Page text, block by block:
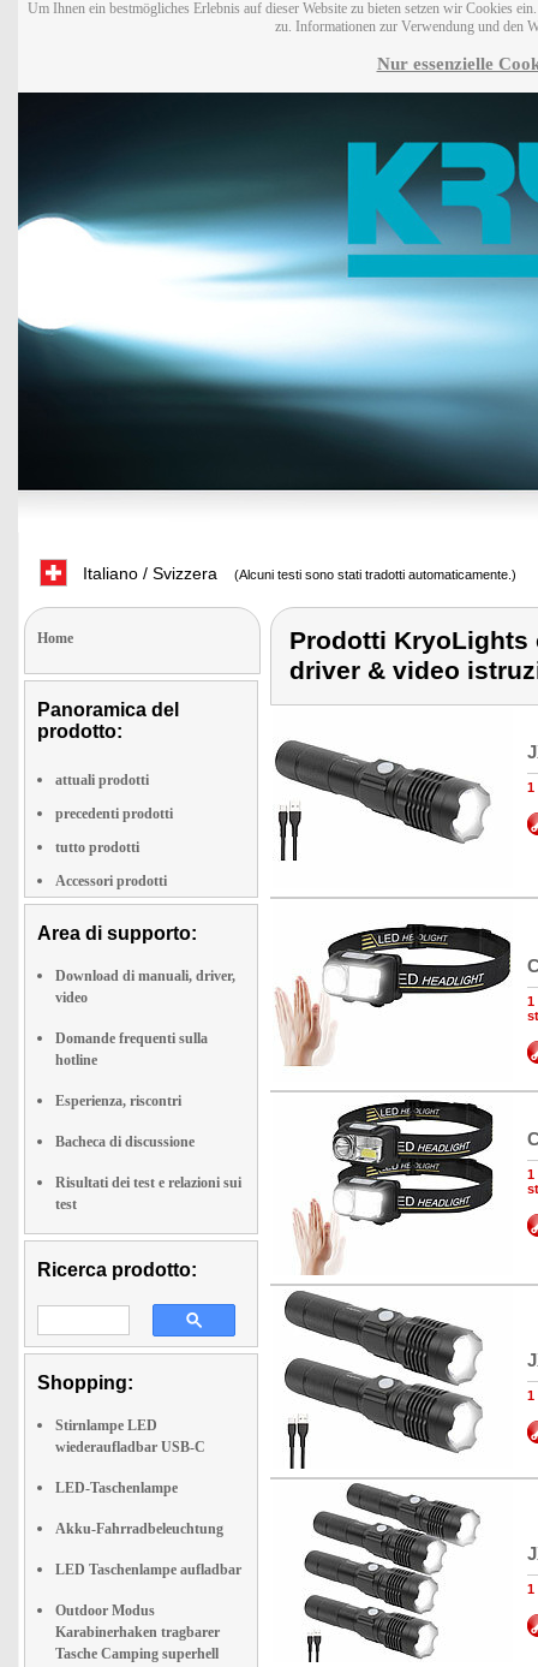
Um Ihnen ein bestmögliches Erlebnis auf dieser Website zu bieten setzen wir Cookies
zu. Informationen zur Verwendung und den
Nur essenzielle
Italiano / Svizzera (Alcuni testi sono stati tradotti automaticamente.)
Home
Panoramica del
prodotto:
attuali prodotti
precedenti prodotti
tutto prodotti
Accessori prodotti
Area di supporto:
Download di manuali, driver,
video
Domande frequenti sulla
hotline
Esperienza, riscontri
Bacheca di discussione
Risultati dei test e relazioni sui
test
Ricerca prodotto:
Shopping:
Stirnlampe LED
wiederaufladbar USB-C
LED-Taschenlampe
Akku-Fahrradbeleuchtung
LED Taschenlampe aufladbar
Outdoor Modus
Karabinerhaken tragbarer
Tasche Camping superhell
Prodotti KryoLights
driver & video
1
1
1
1
1